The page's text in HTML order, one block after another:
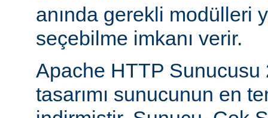
anında gerekli modülleri
seçebilme imkanı verir.
Apache HTTP Sunucusu
tasarımı sunucunun en